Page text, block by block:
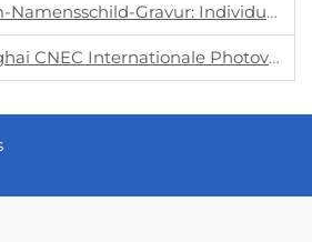
Individuelle Markenbildung Durch Fortschrittliche Stanztechnologie
Photovoltaik-Ausstellung! Nutzen Sie Neue Chancen Bei Photovoltaik-Brackets!